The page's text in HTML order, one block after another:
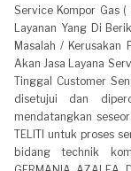
Service Kompor Gas (
Layanan Yang Di
Masalah / Kerusakan
Akan Jasa Layana
Tinggal Customer
disetujui dan
mendatangkan
TELITI untuk proses
bidang technik